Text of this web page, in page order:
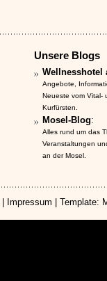
Unsere Blogs
Wellnesshotel
Angebote,
Neueste vom Vital-
Kurfürsten.
Mosel-Blog:
Alles rund um das
Veranstaltungen
an der Mosel.
Impressum | Template: